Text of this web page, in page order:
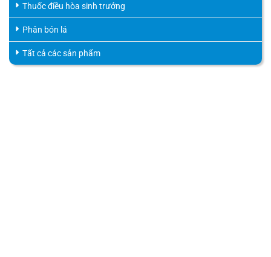
Thuốc điều hòa sinh trưởng
Phân bón lá
Tất cả các sản phẩm